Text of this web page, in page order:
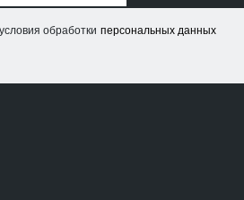
обработки персональных данных